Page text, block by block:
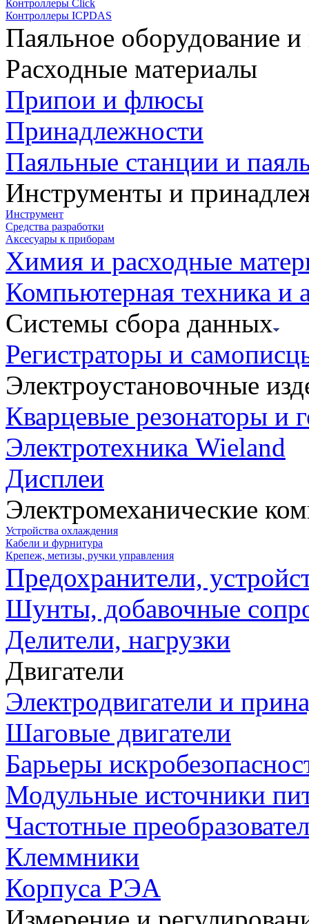
Контроллеры Click
Контроллеры ICPDAS
Паяльное оборудование
Расходные материалы
Припои и флюсы
Принадлежности
Паяльные станции и
Инструменты и
Инструмент
Средства разработки
Аксесуары к приборам
Химия и расходные
Компьютерная техника и
Системы сбора данных
Регистраторы и
Электроустановочные
Кварцевые резонаторы и
Электротехника Wieland
Дисплеи
Электромеханические
Устройства охлаждения
Кабели и фурнитура
Крепеж, метизы, ручки управления
Предохранители,
Шунты, добавочные
Делители, нагрузки
Двигатели
Электродвигатели и
Шаговые двигатели
Барьеры
Модульные источники
Частотные
Клеммники
Корпуса РЭА